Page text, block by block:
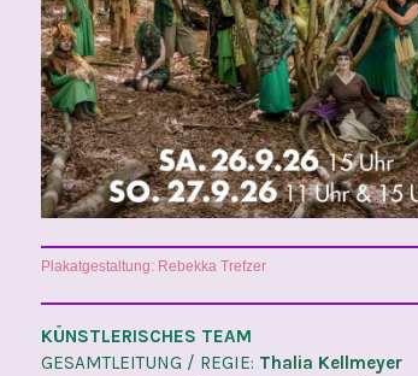
Plakatgestaltung: Rebekka Trefzer
KÜNSTLERISCHES TEAM
GESAMTLEITUNG / REGIE: Thalia Kellmeyer